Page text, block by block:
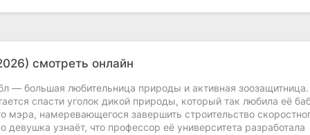
смотреть онлайн
— большая любительница природы и активная
спасти уголок дикой природы, который так любила её
мэра, намеревающегося завершить строительство
девушка узнаёт, что профессор её университета разработала